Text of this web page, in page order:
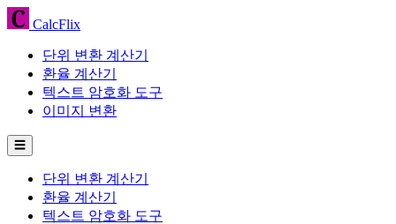
CalcFlix
단위 변환 계산기
환율 계산기
텍스트 암호화 도구
이미지 변환
☰
단위 변환 계산기
환율 계산기
텍스트 암호화 도구